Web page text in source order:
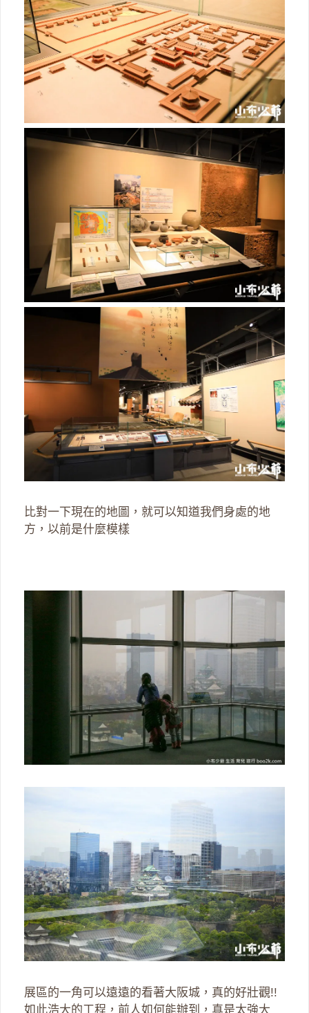
比對一下現在的地圖，就可以知道我們身處的地
方，以前是什麼模樣
展區的一角可以遠遠的看著大阪城，真的好壯觀!!
如此浩大的工程，前人如何能辦到，真是太強大